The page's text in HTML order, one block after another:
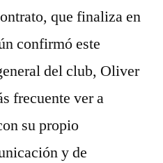
que finaliza en
confirmó este
del club, Oliver
frecuente ver a
su propio
y de